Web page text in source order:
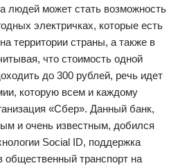
людей может стать возможность
электричках, которые есть
территории страны, а также в
что стоимость одной
до 300 рублей, речь идет
которую всем и каждому
«Сбер». Данный банк,
и очень известным, добился
Social ID, поддержка
общественный транспорт на